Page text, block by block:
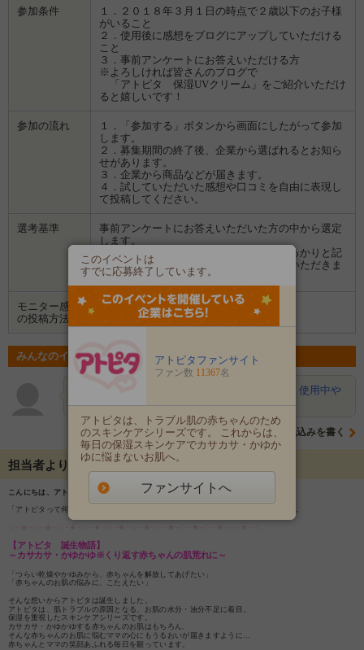
参加条件
１．２０１８年３月１日の時点で２歳以下のお子様
がいること
２．使用後に感想をブログにアップしていただける
こと
３．事前アンケートにお答えいただける方
※よろしければ皆さんのブログで
「アトピタ 保湿UVクリーム」をご紹介いただけ
ると嬉しいです！
参加の流れ
１．「参加する」ボタンから画面にしたがって参加
します。
２．募集期間の終了後、企業から選ばれるとお知ら
せがあります。
３．企業から商品などが届きます。
４．試していただいた感想や口コミを自由に表現し
て投稿してください。
選考基準
事前アンケートにお答えいただいた方の中から選定
します。
また、ブログを拝見させていただき、しっかりと記
事を書いていただけそうな方を選ばせていただきま
す。
モニター感想
の投稿方法
ブログ
みんなのイベントの意気込み
使用感やテクスチャー、感じた点など、使用中や
使用前後肌写真を多く取り入れて…
意気込みを書く
担当者よりメッセージ
こんにちは、アトピタのモニプラ担当です！
「アトピタって何？」という方のために、アトピタについて簡単にご紹介いたします。
【アトピタ 誕生物語】
～カサカサ・かゆかゆ※くり返す赤ちゃんの肌荒れに～
「つらい乾燥やかゆみから、赤ちゃんを解放してあげたい」
「赤ちゃんのお肌の悩みに、こたえたい」
そんな想いからアトピタは誕生しました。
アトピタは、肌トラブルの原因となる、お肌の水分・油分不足に着目。
保湿を重視したスキンケアシリーズです。
カサカサ・かゆかゆする赤ちゃんのお肌はもちろん、
そんな赤ちゃんのお肌に悩むママの心にもうるおいが届きますように…
赤ちゃんとママの笑顔あふれる毎日を願っています。
このイベントは
すでに応募終了しています。
アトピタファンサイト
ファン数 11367名
アトピタは、トラブル肌の赤ちゃんのため
のスキンケアシリーズです。 これからは、
毎日の保湿スキンケアでカサカサ・かゆか
ゆに悩まないお肌へ。
ファンサイトへ